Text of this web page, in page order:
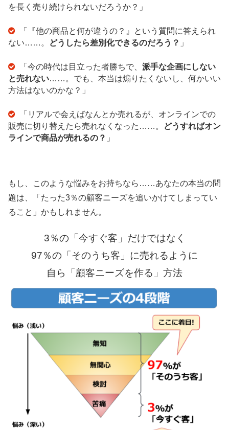
を長く売り続けられないだろうか？」
「『他の商品と何が違うの？』という質問に答えられ
ない……。
どうしたら差別化できるのだろう？ 」
「今の時代は目立った者勝ちで、 派手な企画にしない
と売れない……。でも、本当は煽りたくないし、何かいい
方法はないのかな？」
「リアルで会えばなんとか売れるが、オンラインでの
販売に切り替えたら売れなくなった……。
どうすればオン
ラインで商品が売れるの？ 」
もし、このような悩みをお持ちなら……あなたの本当の問
題は、「たった3％の顧客ニーズを追いかけてしまってい
ること」かもしれません。
3％の「今すぐ客」だけではなく
97％の「そのうち客」に売れるように
自ら「顧客ニーズを作る」方法